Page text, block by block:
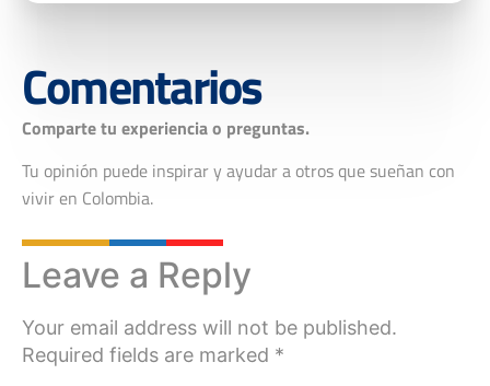
Comentarios
Comparte tu experiencia o preguntas.
Tu opinión puede inspirar y ayudar a otros que sueñan con
vivir en Colombia.
Leave a Reply
Your email address will not be published.
Required fields are marked *